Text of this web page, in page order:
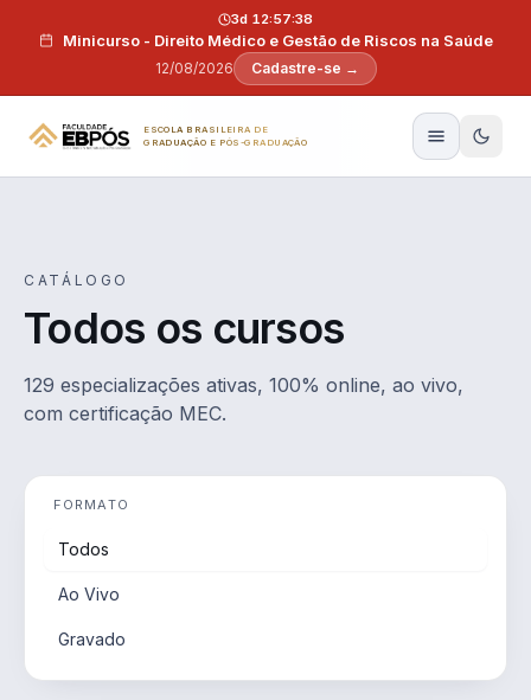
Minicurso - Direito Médico e Gestão de Riscos na Saúde
12/08/2026
3d 12:57:37
Cadastre-se →
ESCOLA BRASILEIRA DE
GRADUAÇÃO E PÓS-GRADUAÇÃO
CATÁLOGO
Todos os cursos
129 especializações ativas, 100% online, ao vivo,
com certificação MEC.
FORMATO
Todos
Ao Vivo
Gravado